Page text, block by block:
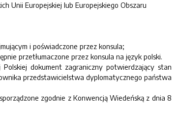
Unii Europejskiej lub Europejskiego Obszaru
i poświadczone przez konsula;
przetłumaczone przez konsula na język polski.
dokument zagraniczny potwierdzający stan
przedstawicielstwa dyplomatycznego państwa
zgodnie z Konwencją Wiedeńską z dnia 8